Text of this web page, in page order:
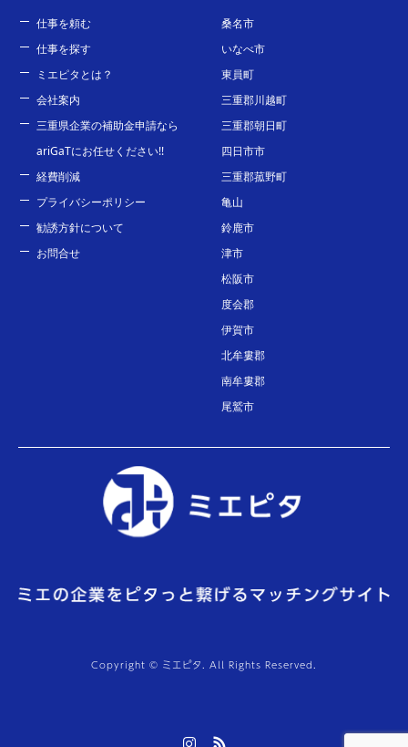
仕事を頼む
仕事を探す
ミエピタとは？
会社案内
三重県企業の補助金申請なら
ariGaTにお任せください!!
経費削減
プライバシーポリシー
勧誘方針について
お問合せ
桑名市
いなべ市
東員町
三重郡川越町
三重郡朝日町
四日市市
三重郡菰野町
亀山
鈴鹿市
津市
松阪市
度会郡
伊賀市
北牟婁郡
南牟婁郡
尾鷲市
Copyright © ミエピタ. All Rights Reserved.